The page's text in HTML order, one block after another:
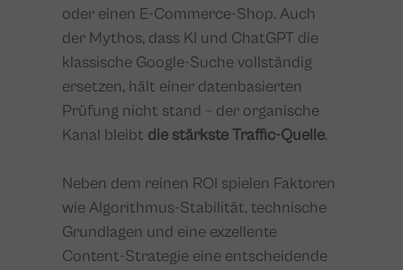
oder einen E-Commerce-Shop. Auch
der Mythos, dass KI und ChatGPT die
klassische Google-Suche vollständig
ersetzen, hält einer datenbasierten
Prüfung nicht stand – der organische
Kanal bleibt die stärkste Traffic-Quelle.
Neben dem reinen ROI spielen Faktoren
wie Algorithmus-Stabilität, technische
Grundlagen und eine exzellente
Content-Strategie eine entscheidende